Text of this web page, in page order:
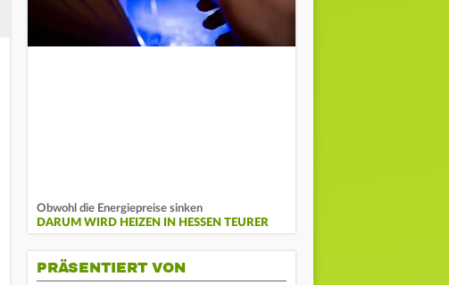
Obwohl die Energiepreise sinken
DARUM WIRD HEIZEN IN HESSEN TEURER
PRÄSENTIERT VON